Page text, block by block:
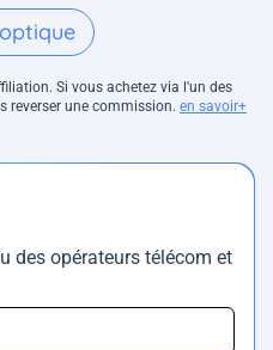
Si vous achetez via l'un des
reverser une commission. en savoir+
des opérateurs télécom et